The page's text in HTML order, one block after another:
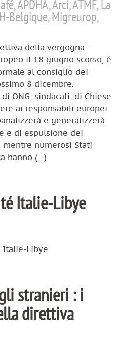
APDHA, Arci, ATMF, La
Belgique, Migreurop,
della vergogna -
il 18 giugno scorso, é
al consiglio dei
8 dicembre.
ONG, sindacati, di Chiese
ai responsabili europei
e generalizzerà
e di espulsione dei
mentre numerosi Stati
hanno (…)
Italie-Libye
Italie-Libye
stranieri : i
direttiva